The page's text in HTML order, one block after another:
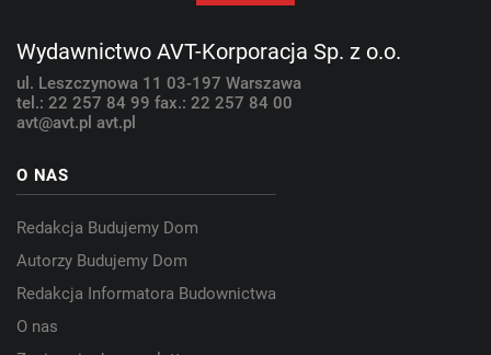
Wydawnictwo AVT-Korporacja Sp. z o.o.
ul. Leszczynowa 11 03-197 Warszawa
tel.: 22 257 84 99 fax.: 22 257 84 00
avt@avt.pl avt.pl
O NAS
Redakcja Budujemy Dom
Autorzy Budujemy Dom
Redakcja Informatora Budownictwa
O nas